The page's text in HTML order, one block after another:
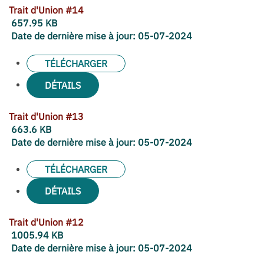
Trait d'Union #14
657.95 KB
Date de dernière mise à jour: 05-07-2024
TÉLÉCHARGER
DÉTAILS
Trait d'Union #13
663.6 KB
Date de dernière mise à jour: 05-07-2024
TÉLÉCHARGER
DÉTAILS
Trait d'Union #12
1005.94 KB
Date de dernière mise à jour: 05-07-2024